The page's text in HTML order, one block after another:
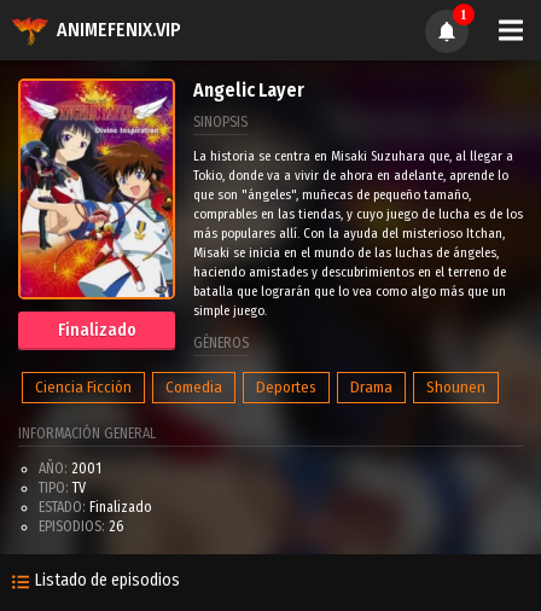
ANIMEFENIX.VIP
1
Finalizado
Angelic Layer
SINOPSIS
La historia se centra en Misaki Suzuhara que, al llegar a
Tokio, donde va a vivir de ahora en adelante, aprende lo
que son "ángeles", muñecas de pequeño tamaño,
comprables en las tiendas, y cuyo juego de lucha es de los
más populares allí. Con la ayuda del misterioso Itchan,
Misaki se inicia en el mundo de las luchas de ángeles,
haciendo amistades y descubrimientos en el terreno de
batalla que lograrán que lo vea como algo más que un
simple juego.
GÉNEROS
Ciencia Ficción Comedia Deportes Drama Shounen
INFORMACIÓN GENERAL
AÑO: 2001
TIPO: TV
ESTADO: Finalizado
EPISODIOS: 26
Listado de episodios